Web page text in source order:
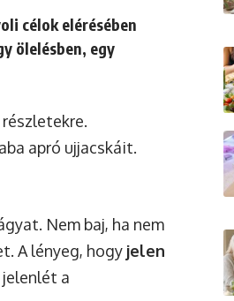
célok elérésében
ölelésben, egy
apró ujjacskáit.
Nem baj, ha nem
A lényeg, hogy jelen
a